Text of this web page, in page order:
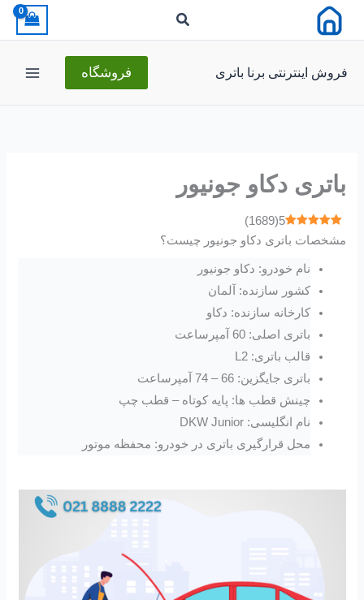
فروش اینترنتی برنا باتری فروشگاه
باتری دکاو جونیور
5
(
1689
)
مشخصات باتری دکاو جونیور چیست؟
نام خودرو: دکاو جونیور
کشور سازنده: آلمان
کارخانه سازنده: دکاو
باتری اصلی: 60 آمپرساعت
قالب باتری: L2
باتری جایگزین: 66 – 74 آمپرساعت
چینش قطب ها: پایه کوتاه – قطب چپ
نام انگلیسی: DKW Junior
محل قرارگیری باتری در خودرو: محفظه موتور